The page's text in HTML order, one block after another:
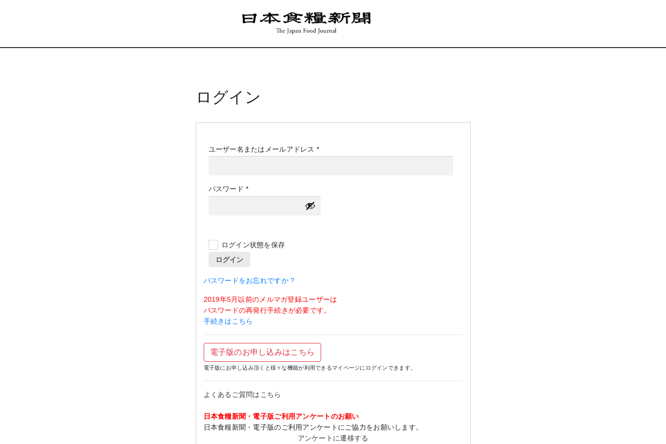
ログイン
ユーザー名またはメールアドレス *必
パスワード*必
須
ログイン状態を保存
ログイン
パスワードをお忘れですか ?
2019年5月以前のメルマガ登録ユーザーは
パスワードの再発行手続きが必要です。
手続きはこちら
電子版のお申し込みはこちら
電子版にお申し込み頂くと様々な機能が利用できるマイページにログインできます。
よくあるご質問はこちら
日本食糧新聞・電子版ご利用アンケートのお願い
日本食糧新聞・電子版のご利用アンケートにご協力をお願いします。
アンケートに遷移する